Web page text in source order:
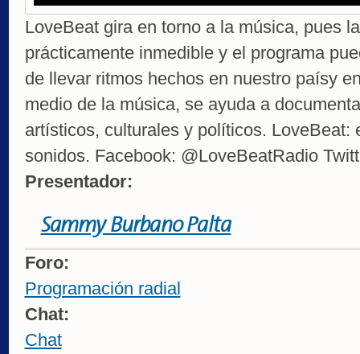
LoveBeat gira en torno a la música, pues
prácticamente inmedible y el programa
de llevar ritmos hechos en nuestro paísy
medio de la música, se ayuda a
artísticos, culturales y políticos. LoveBeat:
sonidos. Facebook: @LoveBeatRadio
Presentador:
Sammy Burbano Palta
Foro:
Programación radial
Chat:
Chat